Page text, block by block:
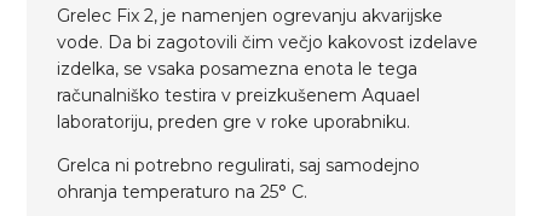
Grelec Fix 2, je namenjen ogrevanju akvarijske
vode. Da bi zagotovili čim večjo kakovost izdelave
izdelka, se vsaka posamezna enota le tega
računalniško testira v preizkušenem Aquael
laboratoriju, preden gre v roke uporabniku.
Grelca ni potrebno regulirati, saj samodejno
ohranja temperaturo na 25° C.